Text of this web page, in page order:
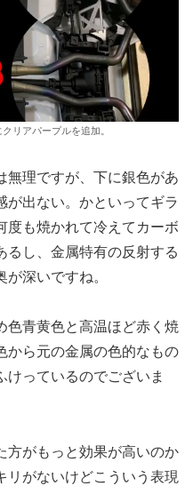
リアパープルを追加。
無理ですが、下に銀色があ
が出ない。かといってギラ
度も焼かれて冷えてカーボ
るし、金属特有の反射する
深いですね。
色青黄色と高温ほど赤く焼
から元の金属の色的なもの
けっているのでございま
方がもっと効果が高いのか
リがないけどこういう表現